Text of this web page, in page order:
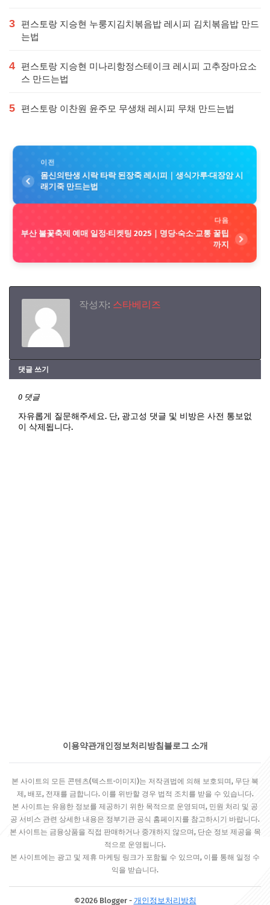
3
편스토랑 지승현 누룽지김치볶음밥 레시피 김치볶음밥 만드
는법
4
편스토랑 지승현 미나리항정스테이크 레시피 고추장마요소
스 만드는법
5 편스토랑 이찬원 윤주모 무생채 레시피 무채 만드는법
이전
몸신의탄생 시락 타락 된장죽 레시피｜생식가루·대장암 시
래기죽 만드는법
다음
부산 불꽃축제 예매 일정·티켓팅 2025｜명당·숙소·교통 꿀팁
까지
작성자: 스타베리즈
댓글 쓰기
0 댓글
자유롭게 질문해주세요. 단, 광고성 댓글 및 비방은 사전 통보없
이 삭제됩니다.
이용약관개인정보처리방침 블로그 소개
본 사이트의 모든 콘텐츠(텍스트·이미지)는 저작권법에 의해 보호되며, 무단 복
제, 배포, 전재를 금합니다. 이를 위반할 경우 법적 조치를 받을 수 있습니다.
본 사이트는 유용한 정보를 제공하기 위한 목적으로 운영되며, 민원 처리 및 공
공 서비스 관련 상세한 내용은 정부기관 공식 홈페이지를 참고하시기 바랍니다.
본 사이트는 금융상품을 직접 판매하거나 중개하지 않으며, 단순 정보 제공을 목
적으로 운영됩니다.
본 사이트에는 광고 및 제휴 마케팅 링크가 포함될 수 있으며, 이를 통해 일정 수
익을 받습니다.
©2026 Blogger - 개인정보처리방침